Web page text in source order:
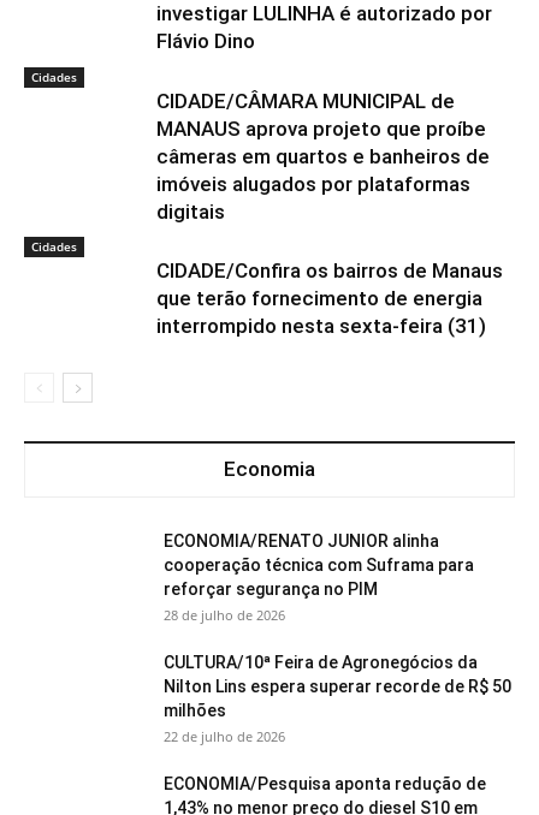
investigar LULINHA é autorizado por
Flávio Dino
Cidades
CIDADE/CÂMARA MUNICIPAL de
MANAUS aprova projeto que proíbe
câmeras em quartos e banheiros de
imóveis alugados por plataformas
digitais
Cidades
CIDADE/Confira os bairros de Manaus
que terão fornecimento de energia
interrompido nesta sexta-feira (31)
Economia
ECONOMIA/RENATO JUNIOR alinha
cooperação técnica com Suframa para
reforçar segurança no PIM
28 de julho de 2026
CULTURA/10ª Feira de Agronegócios da
Nilton Lins espera superar recorde de R$ 50
milhões
22 de julho de 2026
ECONOMIA/Pesquisa aponta redução de
1,43% no menor preço do diesel S10 em